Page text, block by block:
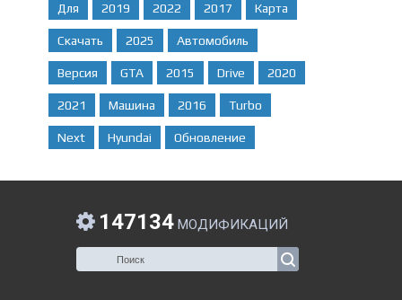
Для 2019 2022 2017 Карта
Скачать 2025 Автомобиль
Версия GTA 2015 Drive 2020
2021 Машина 2016 Turbo
Next Hyundai Обновление
147134МОДИФИКАЦИЙ